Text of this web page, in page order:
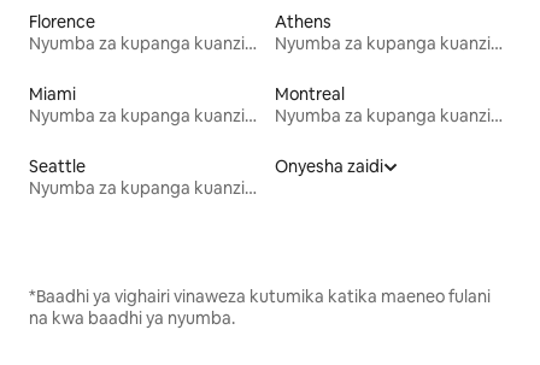
Florence
Nyumba za kupanga kuanzia mwezi mmoja
Athens
Nyumba za kupanga kuanzia mwezi mmoja
Miami
Nyumba za kupanga kuanzia mwezi mmoja
Montreal
Nyumba za kupanga kuanzia mwezi mmoja
Seattle
Nyumba za kupanga kuanzia mwezi mmoja
Onyesha zaidi
*Baadhi ya vighairi vinaweza kutumika katika maeneo fulani
na kwa baadhi ya nyumba.